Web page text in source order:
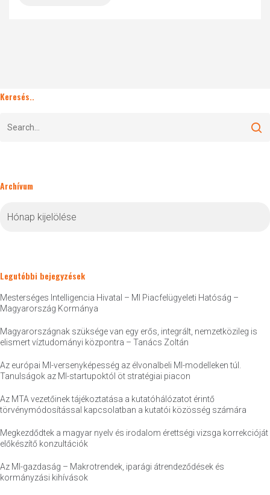
Keresés..
Archívum
Legutóbbi bejegyzések
Mesterséges Intelligencia Hivatal – MI Piacfelügyeleti Hatóság –
Magyarország Kormánya
Magyarországnak szüksége van egy erős, integrált, nemzetközileg is
elismert víztudományi központra – Tanács Zoltán
Az európai MI-versenyképesség az élvonalbeli MI-modelleken túl.
Tanulságok az MI-startupoktól öt stratégiai piacon
Az MTA vezetőinek tájékoztatása a kutatóhálózatot érintő
törvénymódosítással kapcsolatban a kutatói közösség számára
Megkezdődtek a magyar nyelv és irodalom érettségi vizsga korrekcióját
előkészítő konzultációk
Az MI-gazdaság – Makrotrendek, iparági átrendeződések és
kormányzási kihívások